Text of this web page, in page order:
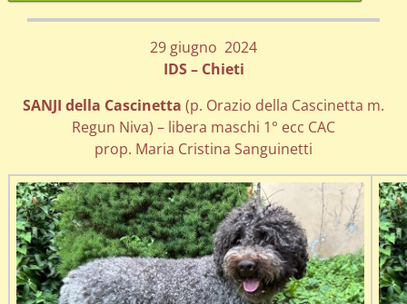
29 giugno 2024
IDS – Chieti
SANJI della Cascinetta (p. Orazio della Cascinetta m.
Regun Niva) – libera maschi 1° ecc CAC
prop. Maria Cristina Sanguinetti